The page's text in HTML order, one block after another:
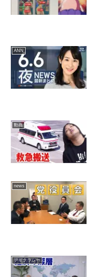
ANN
動画
news
デモクラシー